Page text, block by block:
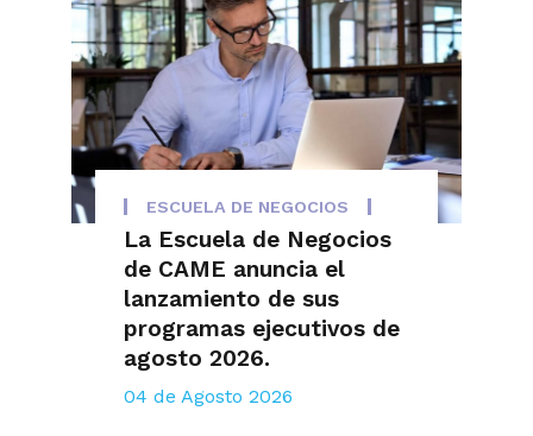
ESCUELA DE NEGOCIOS
La Escuela de Negocios
de CAME anuncia el
lanzamiento de sus
programas ejecutivos de
agosto 2026.
04 de Agosto 2026